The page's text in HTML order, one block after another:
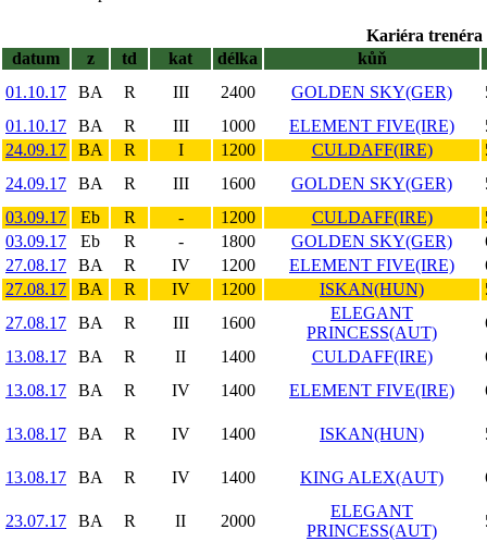
Kariéra trenéra
datum
z td kat délka
kůň
01.10.17
BA R III 2400 GOLDEN SKY(GER)
01.10.17
BA R III 1000 ELEMENT FIVE(IRE)
24.09.17
BA R I 1200 CULDAFF(IRE)
24.09.17
BA R III 1600 GOLDEN SKY(GER)
03.09.17
Eb R - 1200 CULDAFF(IRE)
03.09.17
Eb R - 1800 GOLDEN SKY(GER)
27.08.17
BA R IV 1200 ELEMENT FIVE(IRE)
27.08.17
BA R IV 1200 ISKAN(HUN)
27.08.17
BA R III 1600
ELEGANT
PRINCESS(AUT)
13.08.17
BA R II 1400 CULDAFF(IRE)
13.08.17
BA R IV 1400 ELEMENT FIVE(IRE)
13.08.17 BA R IV 1400 ISKAN(HUN)
13.08.17 BA R IV 1400 KING ALEX(AUT)
23.07.17 BA R II 2000
ELEGANT
PRINCESS(AUT)